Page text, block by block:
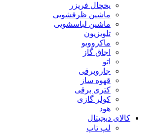
یخچال فریزر
ماشین ظرفشویی
ماشین لباسشویی
تلویزیون
ماکروویو
اجاق گاز
اتو
جاروبرقی
قهوه ساز
کتری برقی
کولر گازی
هود
کالای دیجیتال
لپ تاپ